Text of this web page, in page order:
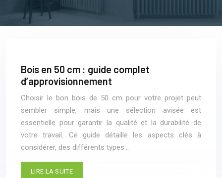
Bois en 50 cm : guide complet
d’approvisionnement
Choisir le bon bois de 50 cm pour votre projet peut
sembler simple, mais une sélection avisée est
essentielle pour garantir la qualité et la durabilité de
votre travail. Ce guide détaille les aspects clés à
considérer, des différents types…
LIRE LA SUITE